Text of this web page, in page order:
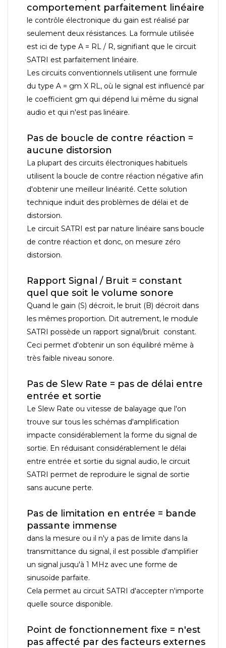
comportement parfaitement linéaire
le contrôle électronique du gain est réalisé par
seulement deux résistances. La formule utilisée
est ici de type A = RL / R, signifiant que le circuit
SATRI est parfaitement linéaire.
Les circuits conventionnels utilisent une formule
du type A = gm X RL, où le signal est influencé par
le coefficient gm qui dépend lui même du signal
audio et qui n'est pas linéaire.
Pas de boucle de contre réaction =
aucune distorsion
La plupart des circuits électroniques habituels
utilisent la boucle de contre réaction négative afin
d'obtenir une meilleur linéarité. Cette solution
technique induit des problèmes de délai et de
distorsion.
Le circuit SATRI est par nature linéaire sans boucle
de contre réaction et donc, on mesure zéro
distorsion.
Rapport Signal / Bruit = constant
quel que soit le volume sonore
Quand le gain (S) décroit, le bruit (B) décroit dans
les mêmes proportion. Dit autrement, le module
SATRI possède un rapport signal/bruit constant.
Ceci permet d'obtenir un son équilibré même à
très faible niveau sonore.
Pas de Slew Rate = pas de délai entre
entrée et sortie
Le Slew Rate ou vitesse de balayage que l'on
trouve sur tous les schémas d'amplification
impacte considérablement la forme du signal de
sortie. En réduisant considérablement le délai
entre entrée et sortie du signal audio, le circuit
SATRI permet de reproduire le signal de sortie
sans aucune perte.
Pas de limitation en entrée = bande
passante immense
dans la mesure ou il n'y a pas de limite dans la
transmittance du signal, il est possible d'amplifier
un signal jusqu'à 1 MHz avec une forme de
sinusoïde parfaite.
Cela permet au circuit SATRI d'accepter n'importe
quelle source disponible.
Point de fonctionnement fixe = n'est
pas affecté par des facteurs externes